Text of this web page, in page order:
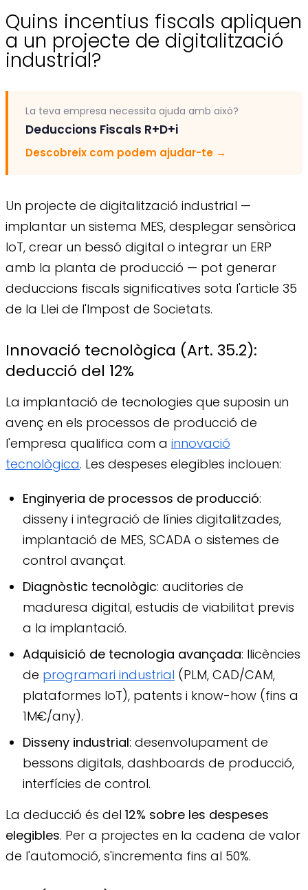
Quins incentius fiscals apliquen
a un projecte de digitalització
industrial?
La teva empresa necessita ajuda amb això?
Deduccions Fiscals R+D+i
Descobreix com podem ajudar-te →
Un projecte de digitalització industrial —
implantar un sistema MES, desplegar sensòrica
IoT, crear un bessó digital o integrar un ERP
amb la planta de producció — pot generar
deduccions fiscals significatives sota l'article 35
de la Llei de l'Impost de Societats.
Innovació tecnològica (Art. 35.2):
deducció del 12%
La implantació de tecnologies que suposin un
avenç en els processos de producció de
l'empresa qualifica com a innovació
tecnològica. Les despeses elegibles inclouen:
Enginyeria de processos de producció:
disseny i integració de línies digitalitzades,
implantació de MES, SCADA o sistemes de
control avançat.
Diagnòstic tecnològic: auditories de
maduresa digital, estudis de viabilitat previs
a la implantació.
Adquisició de tecnologia avançada: llicències
de programari industrial (PLM, CAD/CAM,
plataformes IoT), patents i know-how (fins a
1M€/any).
Disseny industrial: desenvolupament de
bessons digitals, dashboards de producció,
interfícies de control.
La deducció és del 12% sobre les despeses
elegibles. Per a projectes en la cadena de valor
de l'automoció, s'incrementa fins al 50%.